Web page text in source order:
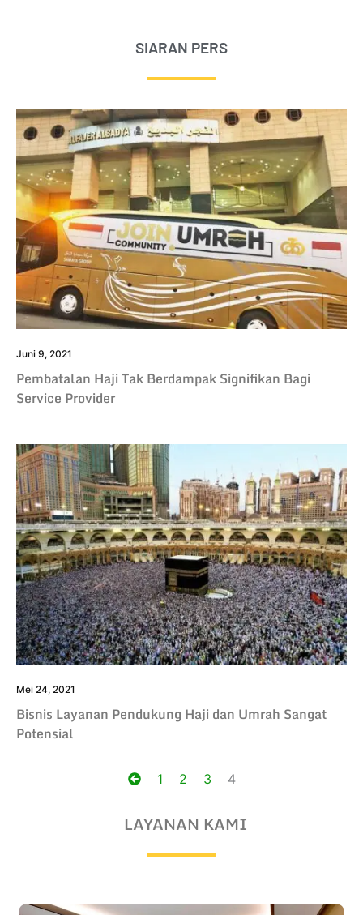
SIARAN PERS
Juni 9, 2021
Pembatalan Haji Tak Berdampak Signifikan Bagi
Service Provider
Mei 24, 2021
Bisnis Layanan Pendukung Haji dan Umrah Sangat
Potensial
1 2 3 4
LAYANAN KAMI